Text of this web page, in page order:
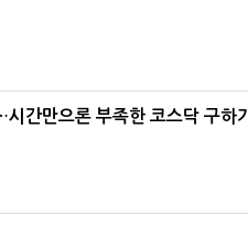
간만으론 부족한 코스닥 구하기